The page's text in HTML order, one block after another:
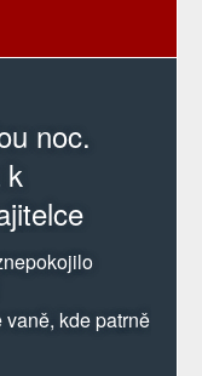
noc.
k
kde patrně